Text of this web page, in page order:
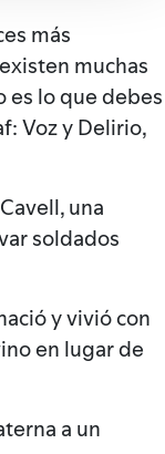
más
muchas
es lo que debes
Voz y Delirio,
una
soldados
y vivió con
en lugar de
a un